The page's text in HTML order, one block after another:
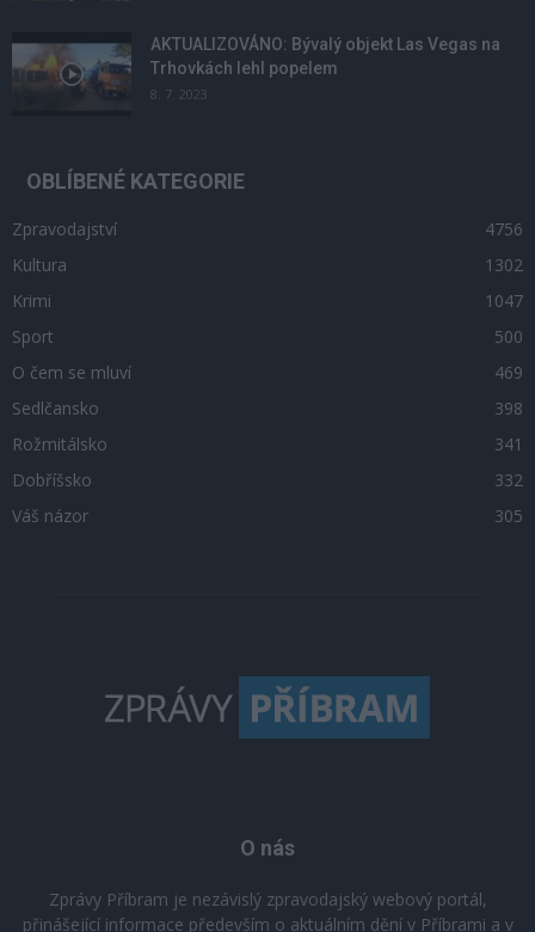
AKTUALIZOVÁNO: Bývalý objekt Las Vegas na
Trhovkách lehl popelem
8. 7. 2023
OBLÍBENÉ KATEGORIE
Zpravodajství
4756
Kultura
1302
Krimi
1047
Sport
500
O čem se mluví
469
Sedlčansko
398
Rožmitálsko
341
Dobříšsko
332
Váš názor
305
O nás
Zprávy Příbram je nezávislý zpravodajský webový portál,
přinášející informace především o aktuálním dění v Příbrami a v